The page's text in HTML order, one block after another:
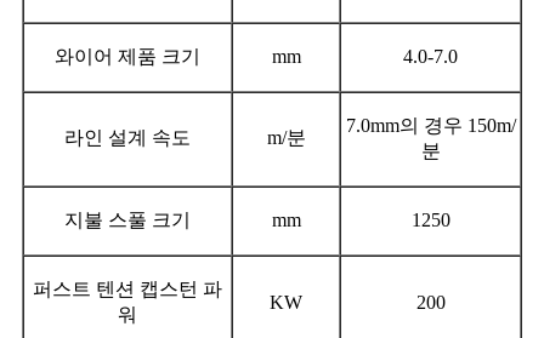
와이어 제품 크기 mm 4.0-7.0
라인 설계 속도 m/분
7.0mm의 경우 150m/
분
지불 스풀 크기 mm 1250
퍼스트 텐션 캡스턴 파
워
KW 200